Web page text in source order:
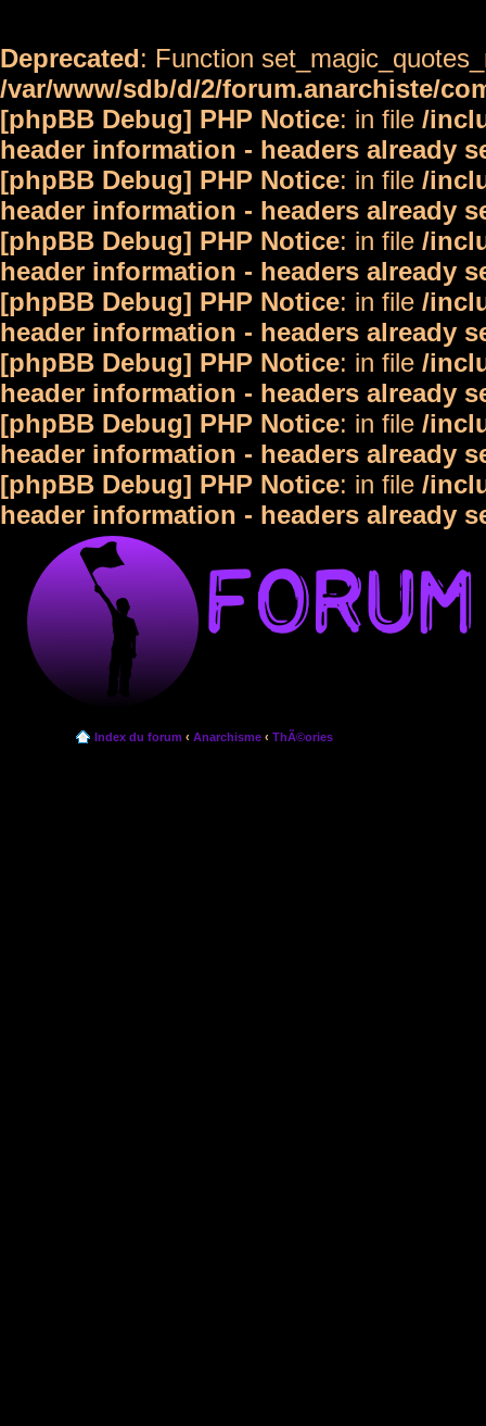
Deprecated: Function
/var/www/sdb/d/2/forum.anarchiste/
[phpBB Debug] PHP Notice: in file /
header information - headers already
[phpBB Debug] PHP Notice: in file /
header information - headers already
[phpBB Debug] PHP Notice: in file /
header information - headers already
[phpBB Debug] PHP Notice: in file /
header information - headers already
[phpBB Debug] PHP Notice: in file /
header information - headers already
[phpBB Debug] PHP Notice: in file /
header information - headers already
[phpBB Debug] PHP Notice: in file /
header information - headers already
Index du forum ‹ Anarchisme ‹ ThÃ©ories